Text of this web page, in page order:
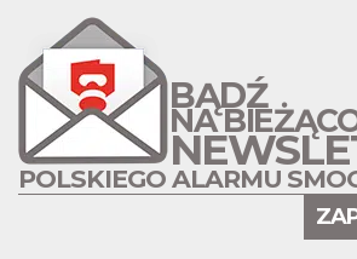
BĄDŹ
NA
POLSKIEGO ALARMU